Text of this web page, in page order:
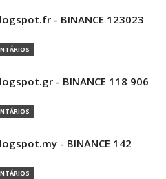
- BINANCE 123023
- BINANCE 118 906
- BINANCE 142